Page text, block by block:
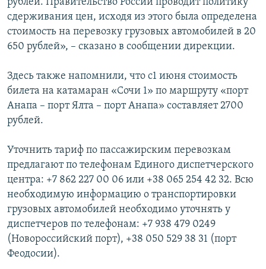
рублей. Правительство России проводит политику
сдерживания цен, исходя из этого была определена
стоимость на перевозку грузовых автомобилей в 20
650 рублей», – сказано в сообщении дирекции.
Здесь также напомнили, что с1 июня стоимость
билета на катамаран «Сочи 1» по маршруту «порт
Анапа – порт Ялта – порт Анапа» составляет 2700
рублей.
Уточнить тариф по пассажирским перевозкам
предлагают по телефонам Единого диспетчерского
центра: +7 862 227 00 06 или +38 065 254 42 32. Всю
необходимую информацию о транспортировки
грузовых автомобилей необходимо уточнять у
диспетчеров по телефонам: +7 938 479 0249
(Новороссийский порт), +38 050 529 38 31 (порт
Феодосии).